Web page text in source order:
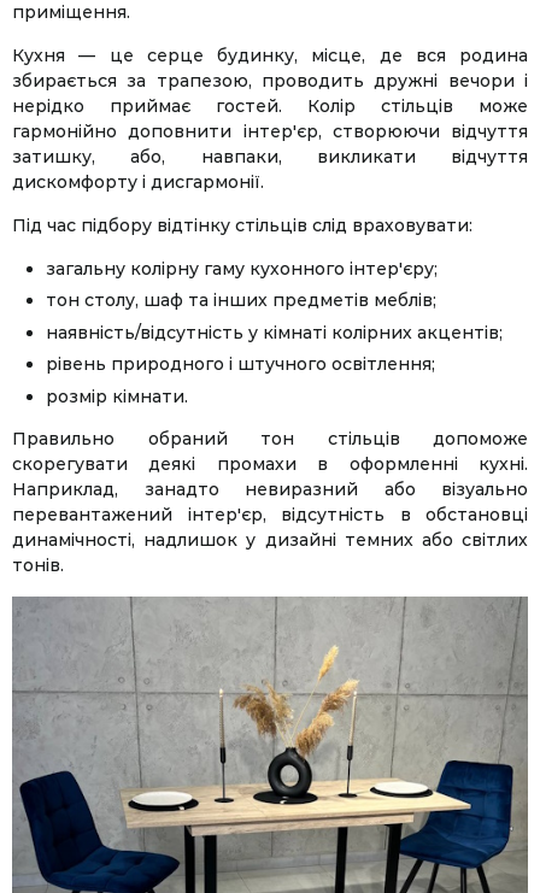
приміщення.
Кухня — це серце будинку, місце, де вся родина
збирається за трапезою, проводить дружні вечори і
нерідко приймає гостей. Колір стільців може
гармонійно доповнити інтер'єр, створюючи відчуття
затишку, або, навпаки, викликати відчуття
дискомфорту і дисгармонії.
Під час підбору відтінку стільців слід враховувати:
загальну колірну гаму кухонного інтер'єру;
тон столу, шаф та інших предметів меблів;
наявність/відсутність у кімнаті колірних акцентів;
рівень природного і штучного освітлення;
розмір кімнати.
Правильно обраний тон стільців допоможе
скорегувати деякі промахи в оформленні кухні.
Наприклад, занадто невиразний або візуально
перевантажений інтер'єр, відсутність в обстановці
динамічності, надлишок у дизайні темних або світлих
тонів.